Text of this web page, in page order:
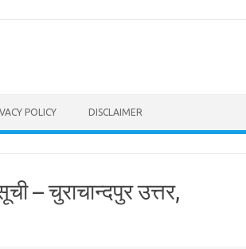
POLICY DISCLAIMER
– चुराचान्दपुर उत्तर,